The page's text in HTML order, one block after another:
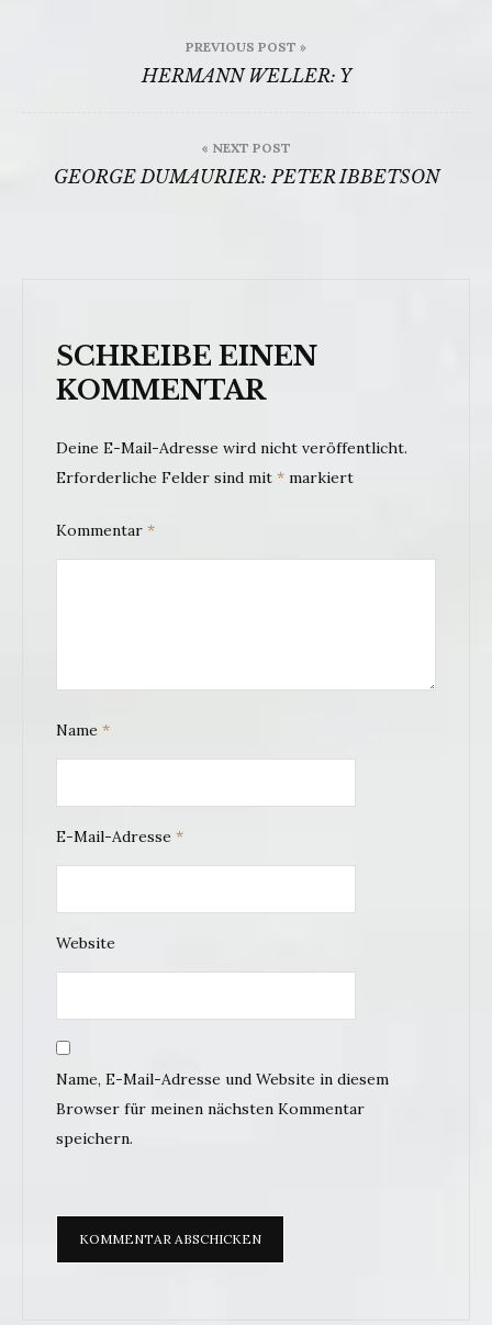
PREVIOUS POST »
HERMANN WELLER: Y
« NEXT POST
GEORGE DUMAURIER: PETER IBBETSON
SCHREIBE EINEN
KOMMENTAR
Deine E-Mail-Adresse wird nicht veröffentlicht.
Erforderliche Felder sind mit * markiert
Kommentar *
Name *
E-Mail-Adresse *
Website
Name, E-Mail-Adresse und Website in diesem
Browser für meinen nächsten Kommentar
speichern.